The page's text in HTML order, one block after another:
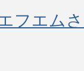
フエム